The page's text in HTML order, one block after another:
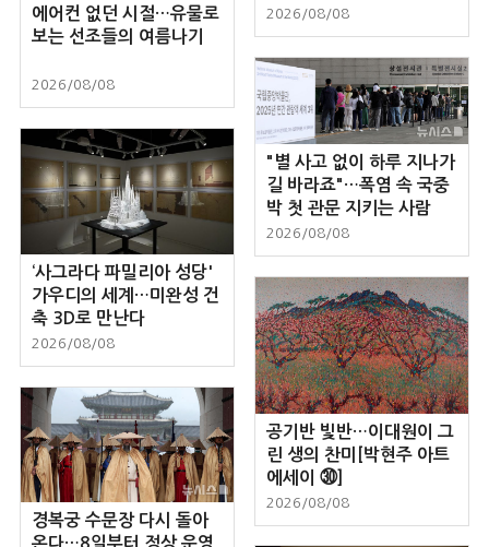
에어컨 없던 시절…유물로
보는 선조들의 여름나기
2026/08/08
2026/08/08
"별 사고 없이 하루 지나가
길 바라죠"…폭염 속 국중
박 첫 관문 지키는 사람
2026/08/08
‘사그라다 파밀리아 성당'
가우디의 세계…미완성 건
축 3D로 만난다
2026/08/08
공기반 빛반…이대원이 그
린 생의 찬미[박현주 아트
에세이 ㉚]
2026/08/08
경복궁 수문장 다시 돌아
온다…8일부터 정상 운영